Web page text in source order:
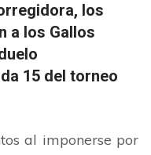
los
a los Gallos
15 del torneo
al imponerse por